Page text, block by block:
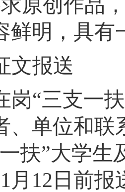
原创作品
鲜明 ， 具有
文报送
岗“三支一扶
、单位和联
扶”大学生
月 12 日前报